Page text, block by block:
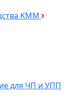
KMM
для ЧП и УПП